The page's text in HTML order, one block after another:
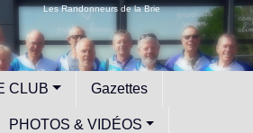
Les Randonneurs de la Brie
CLUB Gazettes
PHOTOS & VIDÉOS
cookies